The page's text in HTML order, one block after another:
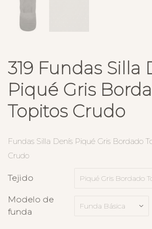
319 Fundas Silla
Piqué Gris
Topitos Crudo
Fundas Silla Denís Piqué Gris Bordado
Crudo
Tejido
Modelo de
funda